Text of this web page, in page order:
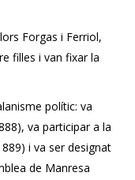
Forgas i Ferriol,
filles i van fixar la
polític: va
va participar a la
i va ser designat
de Manresa